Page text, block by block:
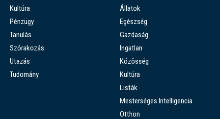
Kultúra
Pénzügy
Tanulás
Szórakozás
Utazás
Tudomány
Állatok
Egészség
Gazdaság
Ingatlan
Közösség
Kultúra
Listák
Mesterséges Intelligencia
Otthon